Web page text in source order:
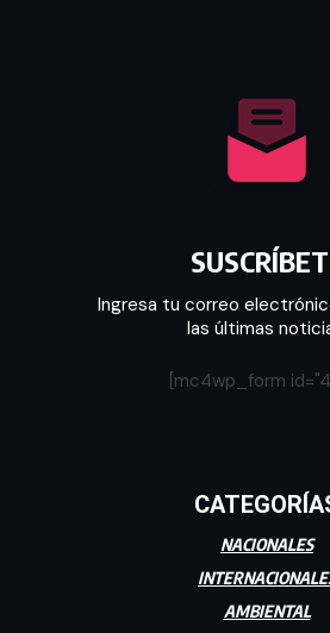
Ingresa tu correo
las últimas
[mc4wp_form
NACIONALES
AMBIENTAL